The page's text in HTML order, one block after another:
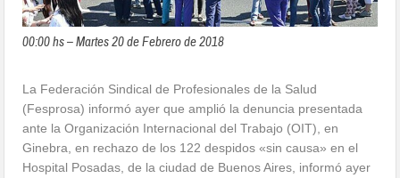
00:00 hs – Martes 20 de Febrero de 2018
La Federación Sindical de Profesionales de la Salud
(Fesprosa) informó ayer que amplió la denuncia presentada
ante la Organización Internacional del Trabajo (OIT), en
Ginebra, en rechazo de los 122 despidos «sin causa» en el
Hospital Posadas, de la ciudad de Buenos Aires, informó ayer